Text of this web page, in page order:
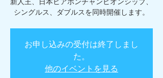
新人王、日本ビアポンチャンピオンシップ、
シングルス、ダブルスを同時開催します。
お申し込みの受付は終了しまし
た。
他のイベントを見る